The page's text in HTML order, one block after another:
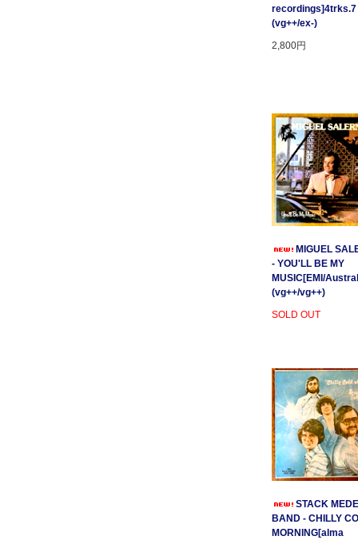
recordings]4trks.7
(vg++/ex-)
2,800円
MIGUEL
- YOU'LL BE MY
MUSIC[EMI/
(vg++/vg++)
SOLD OUT
STACK
BAND - CHILLY
MORNING[alma